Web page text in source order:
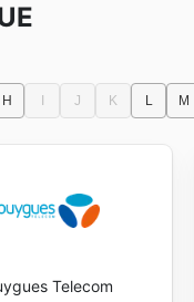
H J K L M
Telecom